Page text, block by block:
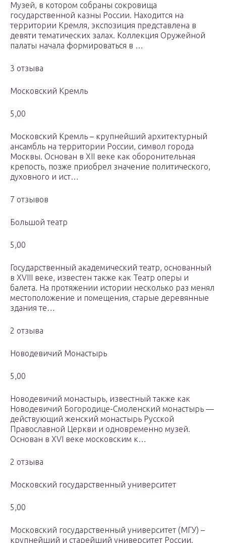
Музей, в котором собраны сокровища
государственной казны России. Находится на
территории Кремля, экспозиция представлена в
девяти тематических залах. Коллекция Оружейной
палаты начала формироваться в …
3 отзыва
Московский Кремль
5,00
Московский Кремль – крупнейший архитектурный
ансамбль на территории России, символ города
Москвы. Основан в XII веке как оборонительная
крепость, позже приобрел значение политического,
духовного и ист…
7 отзывов
Большой театр
5,00
Государственный академический театр, основанный
в XVIII веке, известен также как Театр оперы и
балета. На протяжении истории несколько раз менял
местоположение и помещения, старые деревянные
здания те…
2 отзыва
Новодевичий Монастырь
5,00
Новодевичий монастырь, известный также как
Новодевичий Богородице-Смоленский монастырь —
действующий женский монастырь Русской
Православной Церкви и одновременно музей.
Основан в XVI веке московским к…
2 отзыва
Московский государственный университет
5,00
Московский государственный университет (МГУ) –
крупнейший и старейший университет России.